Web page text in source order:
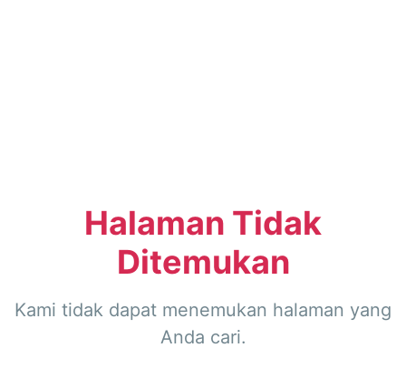
Halaman Tidak
Ditemukan
Kami tidak dapat menemukan halaman yang
Anda cari.